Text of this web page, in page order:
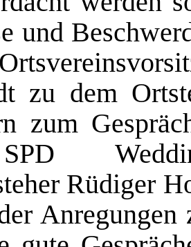
und
zu dem
zum
Rüdiger
Anregungen